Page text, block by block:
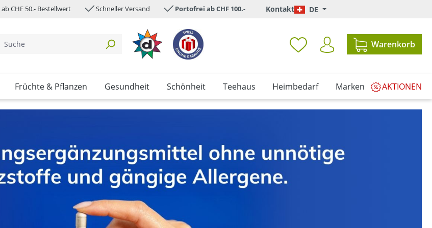
ab CHF 50.- Bestellwert Schneller Versand Portofrei ab CHF 100.- Kontakt DE
Warenkorb
Früchte & Pflanzen Gesundheit Schönheit Teehaus Heimbedarf Marken AKTIONEN